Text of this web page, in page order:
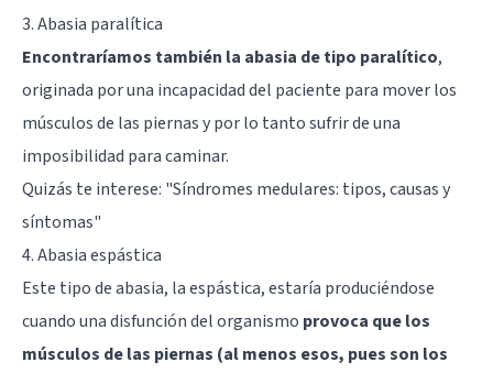
3. Abasia paralítica
Encontraríamos también la abasia de tipo paralítico,
originada por una incapacidad del paciente para mover los
músculos de las piernas y por lo tanto sufrir de una
imposibilidad para caminar.
Quizás te interese: "Síndromes medulares: tipos, causas y
síntomas"
4. Abasia espástica
Este tipo de abasia, la espástica, estaría produciéndose
cuando una disfunción del organismo provoca que los
músculos de las piernas (al menos esos, pues son los